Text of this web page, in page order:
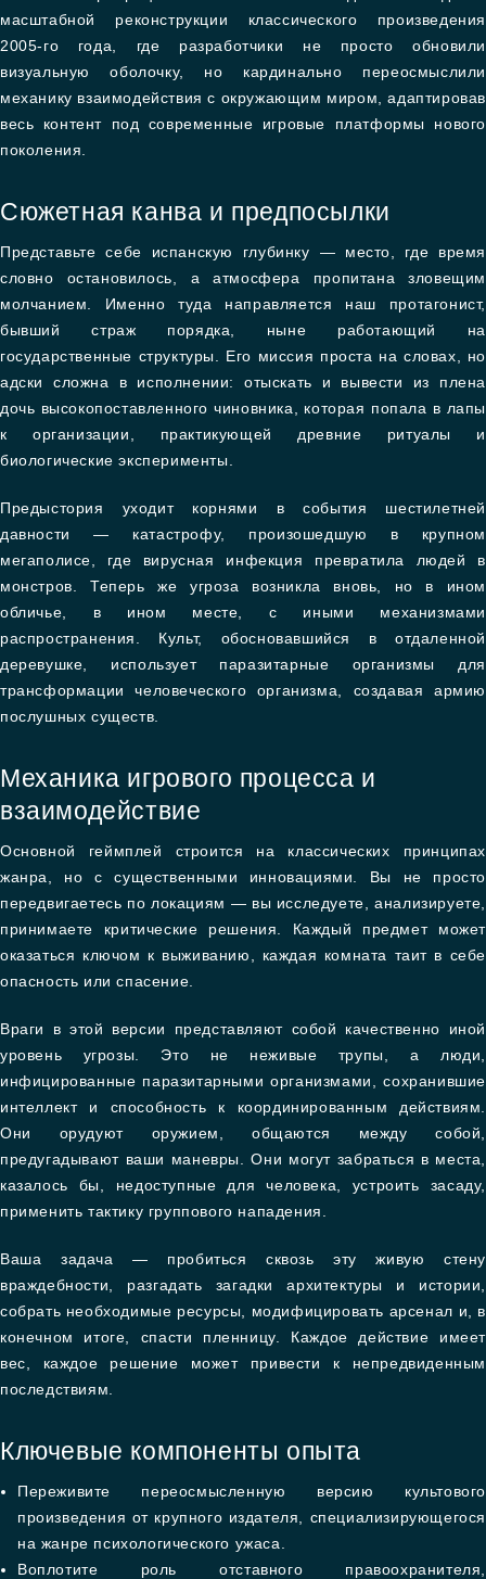
масштабной реконструкции классического произведения
2005-го года, где разработчики не просто обновили
визуальную оболочку, но кардинально переосмыслили
механику взаимодействия с окружающим миром, адаптировав
весь контент под современные игровые платформы нового
поколения.
Сюжетная канва и предпосылки
Представьте себе испанскую глубинку — место, где время
словно остановилось, а атмосфера пропитана зловещим
молчанием. Именно туда направляется наш протагонист,
бывший страж порядка, ныне работающий на
государственные структуры. Его миссия проста на словах, но
адски сложна в исполнении: отыскать и вывести из плена
дочь высокопоставленного чиновника, которая попала в лапы
к организации, практикующей древние ритуалы и
биологические эксперименты.
Предыстория уходит корнями в события шестилетней
давности — катастрофу, произошедшую в крупном
мегаполисе, где вирусная инфекция превратила людей в
монстров. Теперь же угроза возникла вновь, но в ином
обличье, в ином месте, с иными механизмами
распространения. Культ, обосновавшийся в отдаленной
деревушке, использует паразитарные организмы для
трансформации человеческого организма, создавая армию
послушных существ.
Механика игрового процесса и
взаимодействие
Основной геймплей строится на классических принципах
жанра, но с существенными инновациями. Вы не просто
передвигаетесь по локациям — вы исследуете, анализируете,
принимаете критические решения. Каждый предмет может
оказаться ключом к выживанию, каждая комната таит в себе
опасность или спасение.
Враги в этой версии представляют собой качественно иной
уровень угрозы. Это не неживые трупы, а люди,
инфицированные паразитарными организмами, сохранившие
интеллект и способность к координированным действиям.
Они орудуют оружием, общаются между собой,
предугадывают ваши маневры. Они могут забраться в места,
казалось бы, недоступные для человека, устроить засаду,
применить тактику группового нападения.
Ваша задача — пробиться сквозь эту живую стену
враждебности, разгадать загадки архитектуры и истории,
собрать необходимые ресурсы, модифицировать арсенал и, в
конечном итоге, спасти пленницу. Каждое действие имеет
вес, каждое решение может привести к непредвиденным
последствиям.
Ключевые компоненты опыта
Переживите переосмысленную версию культового
произведения от крупного издателя, специализирующегося
на жанре психологического ужаса.
Воплотите роль отставного правоохранителя,